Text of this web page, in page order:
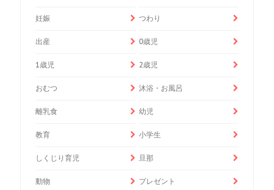
妊娠 つわり
出産 0歳児
1歳児 2歳児
おむつ 沐浴・お風呂
離乳食 幼児
教育 小学生
しくじり育児 旦那
動物 プレゼント